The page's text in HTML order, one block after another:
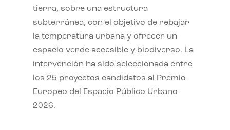
tierra, sobre una estructura
subterránea, con el objetivo de rebajar
la temperatura urbana y ofrecer un
espacio verde accesible y biodiverso. La
intervención ha sido seleccionada entre
los 25 proyectos candidatos al Premio
Europeo del Espacio Público Urbano
2026.